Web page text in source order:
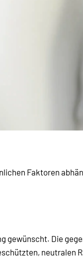
Faktoren
Die
neutralen